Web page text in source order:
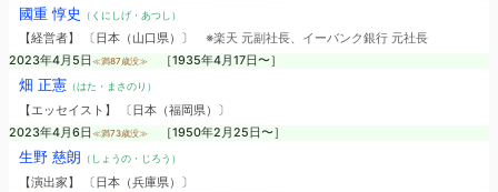
國重 惇史 （くにしげ・あつし）
【経営者】 〔日本（山口県）〕 ※楽天 元副社長、イーバンク銀行 元社長
2023年4月5日 ≪満87歳没≫ ［1935年4月17日〜］
畑 正憲 （はた・まさのり）
【エッセイスト】 〔日本（福岡県）〕
2023年4月6日 ≪満73歳没≫ ［1950年2月25日〜］
生野 慈朗 （しょうの・じろう）
【演出家】 〔日本（兵庫県）〕